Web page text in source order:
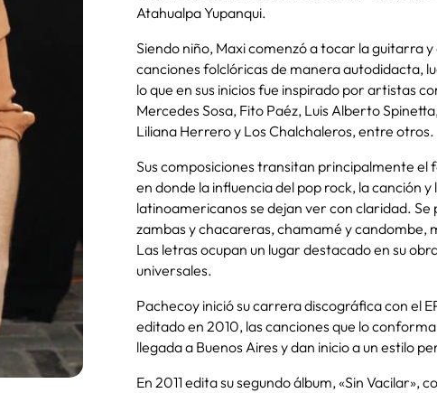
Atahualpa Yupanqui.
Siendo niño, Maxi comenzó a tocar la guitarra
canciones folclóricas de manera autodidacta,
lo que en sus inicios fue inspirado por artistas
Mercedes Sosa, Fito Paéz, Luis Alberto
Liliana Herrero y Los Chalchaleros, entre otros.
Sus composiciones transitan principalmente el
en donde la influencia del pop rock, la canción y
latinoamericanos se dejan ver con claridad. Se
zambas y chacareras, chamamé y candombe,
Las letras ocupan un lugar destacado en su
universales.
Pachecoy inició su carrera discográfica con el
editado en 2010, las canciones que lo
llegada a Buenos Aires y dan inicio a un estilo
En 2011 edita su segundo álbum, «Sin Vacilar»,